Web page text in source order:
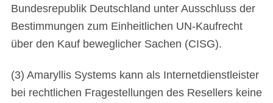
Bundesrepublik Deutschland unter Ausschluss der
Bestimmungen zum Einheitlichen UN-Kaufrecht
über den Kauf beweglicher Sachen (CISG).
(3) Amaryllis Systems kann als Internetdienstleister
bei rechtlichen Fragestellungen des Resellers keine